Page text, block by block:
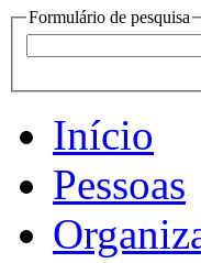
Formulário de pesquisa
Início
Pessoas